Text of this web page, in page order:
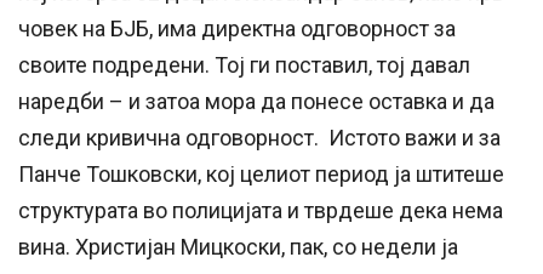
човек на БЈБ, има директна одговорност за
своите подредени. Тој ги поставил, тој давал
наредби – и затоа мора да понесе оставка и да
следи кривична одговорност. Истото важи и за
Панче Тошковски, кој целиот период ја штитеше
структурата во полицијата и тврдеше дека нема
вина. Христијан Мицкоски, пак, со недели ја